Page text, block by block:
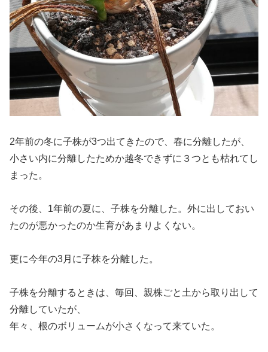
2年前の冬に子株が3つ出てきたので、春に分離したが、
小さい内に分離したためか越冬できずに３つとも枯れてし
まった。
その後、1年前の夏に、子株を分離した。外に出しておい
たのが悪かったのか生育があまりよくない。
更に今年の3月に子株を分離した。
子株を分離するときは、毎回、親株ごと土から取り出して
分離していたが、
年々、根のボリュームが小さくなって来ていた。